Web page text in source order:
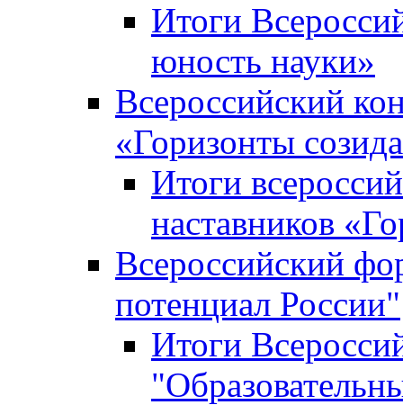
Итоги
юность науки»
Всероссийский
«Горизонты
Итоги
наставников
Всероссийский
потенциал России"
Итоги